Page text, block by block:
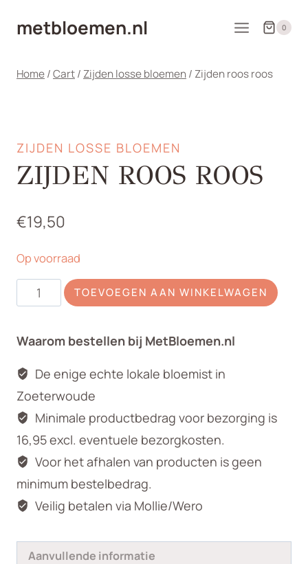
naarmetbloemen.nl 0
Home/Cart/ Zijden losse bloemen/ Zijden roos roos
ZIJDEN LOSSE BLOEMEN
ZIJDEN ROOS ROOS
€19,50
Op voorraad
Zijden
roos
aantal
TOEVOEGEN AAN WINKELWAGEN
Waarom bestellen bij MetBloemen.nl
De enige echte lokale bloemist in
Zoeterwoude
Minimale productbedrag voor bezorging is
16,95 excl. eventuele bezorgkosten.
Voor het afhalen van producten is geen
minimum bestelbedrag.
Veilig betalen via Mollie/Wero
Aanvullende informatie